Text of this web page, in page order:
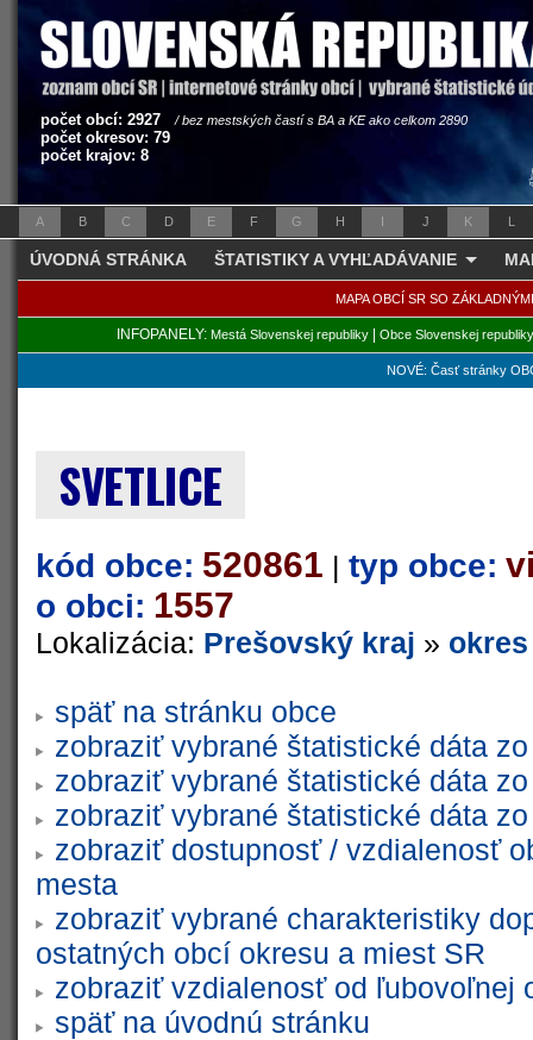
počet obcí: 2927 / bez mestských častí s BA a KE ako celkom 2890
počet okresov: 79
počet krajov: 8
A B C D E F G H I J K L
ÚVODNÁ STRÁNKA ŠTATISTIKY A VYHĽADÁVANIE
MAPA OBCÍ SR SO
INFOPANELY: Mestá Slovenskej republiky| Obce Slovenskej republiky
NOVÉ: Časť stránky
SVETLICE
kód obce: 520861 | typ obce:
o obci: 1557
Lokalizácia: Prešovský kraj »
späť na stránku obce
zobraziť vybrané štatistické dáta
zobraziť vybrané štatistické dáta
zobraziť vybrané štatistické dáta
zobraziť dostupnosť / vzdialenosť
mesta
zobraziť vybrané charakteristiky
ostatných obcí okresu a miest SR
zobraziť vzdialenosť od ľubovoľnej
späť na úvodnú stránku